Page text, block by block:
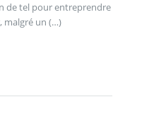
de tel pour entreprendre
malgré un (…)